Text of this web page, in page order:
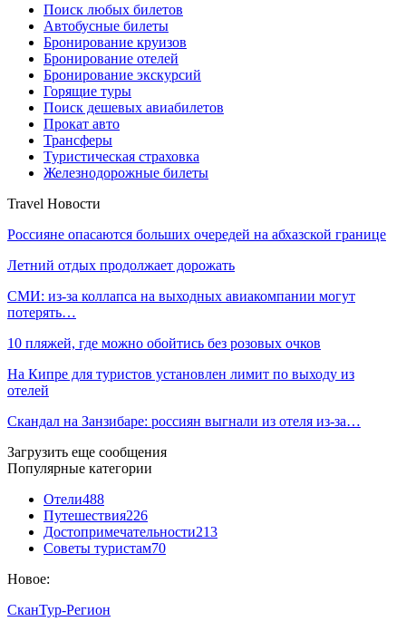
Поиск любых билетов
Автобусные билеты
Бронирование круизов
Бронирование отелей
Бронирование экскурсий
Горящие туры
Поиск дешевых авиабилетов
Прокат авто
Трансферы
Туристическая страховка
Железнодорожные билеты
Travel Новости
Россияне опасаются больших очередей на абхазской границе
Летний отдых продолжает дорожать
СМИ: из-за коллапса на выходных авиакомпании могут
потерять…
10 пляжей, где можно обойтись без розовых очков
На Кипре для туристов установлен лимит по выходу из
отелей
Скандал на Занзибаре: россиян выгнали из отеля из-за…
Загрузить еще сообщения
Популярные категории
Отели488
Путешествия226
Достопримечательности213
Советы туристам70
Новое:
СканТур-Регион